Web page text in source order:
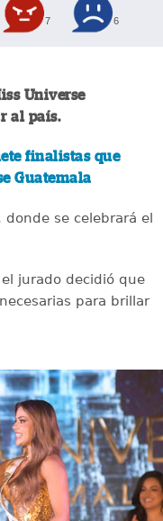
7 6
Universe
al país.
finalistas que
Guatemala
donde se celebrará el
jurado decidió que
para brillar